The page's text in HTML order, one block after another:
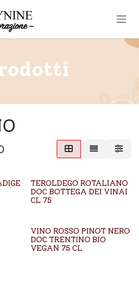
TEROLDEGO ROTALIANO
DOC BOTTEGA DEI VINAI
CL 75
VINO ROSSO PINOT NERO
DOC TRENTINO BIO
VEGAN 75 CL